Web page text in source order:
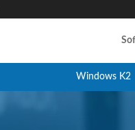
Windows K2